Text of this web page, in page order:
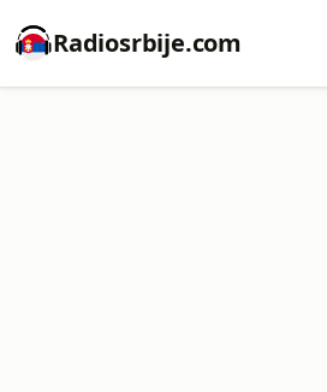
Radiosrbije.com